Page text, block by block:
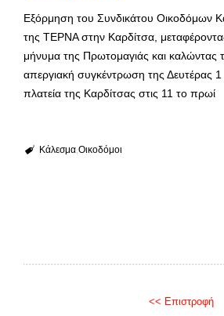
Εξόρμηση του Συνδικάτου Οικοδόμων
της ΤΕΡΝΑ στην Καρδίτσα,
μήνυμα της Πρωτομαγιάς και καλώντας
απεργιακή συγκέντρωση της Δευτέρας
πλατεία της Καρδίτσας στις 11 το πρωί
Κάλεσμα Οικοδόμοι
<< Επιστροφή